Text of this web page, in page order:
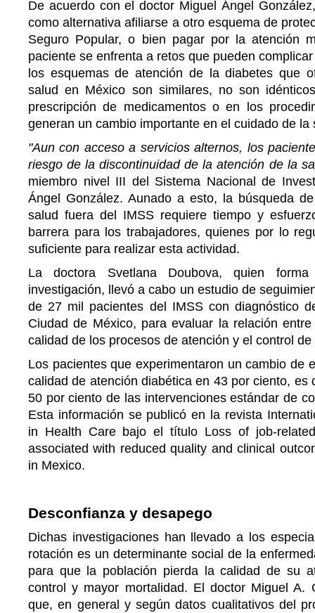
De acuerdo con el doctor Miguel Ángel
como alternativa afiliarse a otro esquema de
Seguro Popular, o bien pagar por la atención
paciente se enfrenta a retos que pueden
los esquemas de atención de la diabetes que
salud en México son similares, no son
prescripción de medicamentos o en los
generan un cambio importante en el cuidado de la
"Aun con acceso a servicios alternos, los
riesgo de la discontinuidad de la atención de la
miembro nivel III del Sistema Nacional de
Ángel González. Aunado a esto, la búsqueda
salud fuera del IMSS requiere tiempo y
barrera para los trabajadores, quienes por lo
suficiente para realizar esta actividad.
La doctora Svetlana Doubova, quien
investigación, llevó a cabo un estudio de
de 27 mil pacientes del IMSS con diagnóstico
Ciudad de México, para evaluar la relación
calidad de los procesos de atención y el control
Los pacientes que experimentaron un cambio de
calidad de atención diabética en 43 por ciento, es
50 por ciento de las intervenciones estándar de
Esta información se publicó en la revista
in Health Care bajo el título Loss of job-
associated with reduced quality and clinical
in Mexico.
Desconfianza y desapego
Dichas investigaciones han llevado a los
rotación es un determinante social de la
para que la población pierda la calidad de su
control y mayor mortalidad. El doctor Miguel A.
que, en general y según datos cualitativos del